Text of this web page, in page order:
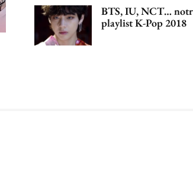
BTS, IU, NCT…
playlist K-Pop 2018